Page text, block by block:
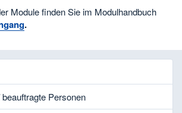
Module finden Sie im Modulhandbuch
.
Personen